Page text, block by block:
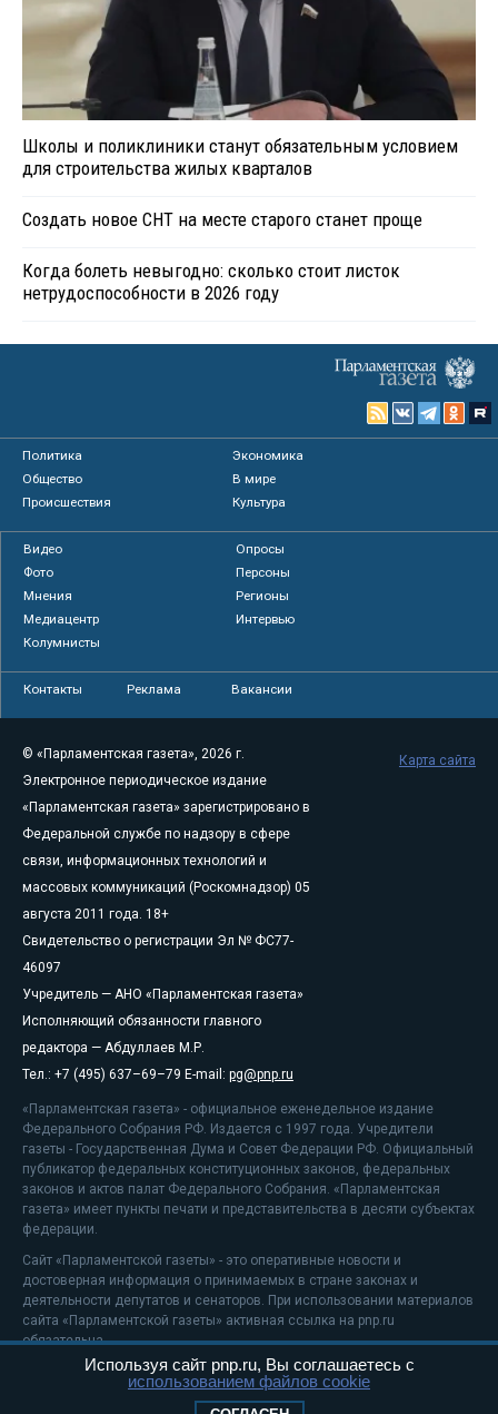
Школы и поликлиники станут обязательным условием
для строительства жилых кварталов
Создать новое СНТ на месте старого станет проще
Когда болеть невыгодно: сколько стоит листок
нетрудоспособности в 2026 году
Политика
Экономика
Общество
В мире
Происшествия
Культура
Видео
Опросы
Фото
Персоны
Мнения
Регионы
Медиацентр
Интервью
Колумнисты
Контакты Реклама Вакансии
© «Парламентская газета», 2026 г.
Электронное периодическое издание
«Парламентская газета» зарегистрировано в
Федеральной службе по надзору в сфере
связи, информационных технологий и
массовых коммуникаций (Роскомнадзор) 05
августа 2011 года. 18+
Свидетельство о регистрации Эл № ФС77-
46097
Учредитель — АНО «Парламентская газета»
Исполняющий обязанности главного
редактора — Абдуллаев М.Р.
Тел.: +7 (495) 637–69–79 E-mail: pg@pnp.ru
«Парламентская газета» - официальное еженедельное издание
Федерального Собрания РФ. Издается с 1997 года. Учредители
газеты - Государственная Дума и Совет Федерации РФ. Официальный
публикатор федеральных конституционных законов, федеральных
законов и актов палат Федерального Собрания. «Парламентская
газета» имеет пункты печати и представительства в десяти субъектах
федерации.
Сайт «Парламентской газеты» - это оперативные новости и
достоверная информация о принимаемых в стране законах и
деятельности депутатов и сенаторов. При использовании материалов
сайта «Парламентской газеты» активная ссылка на pnp.ru
обязательна.
На информационном ресурсе применяютсярекомендательные
Карта сайта
Используя сайт pnp.ru, Вы соглашаетесь с
использованием файлов cookie